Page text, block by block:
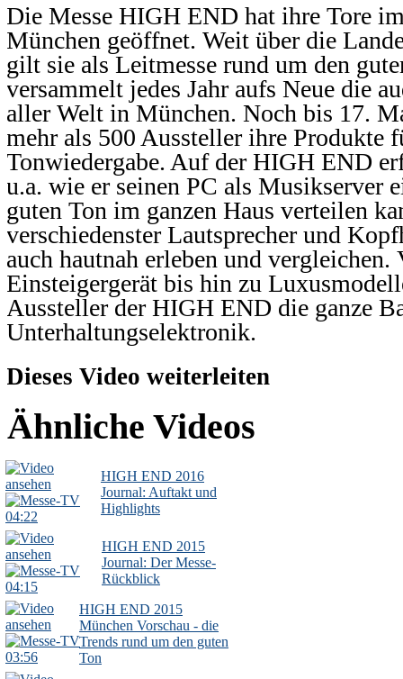
Die Messe HIGH END hat ihre Tore
München geöffnet. Weit über die
gilt sie als Leitmesse rund um den
versammelt jedes Jahr aufs Neue die
aller Welt in München. Noch bis 17.
mehr als 500 Aussteller ihre Produkte
Tonwiedergabe. Auf der HIGH END
u.a. wie er seinen PC als Musikserver
guten Ton im ganzen Haus verteilen
verschiedenster Lautsprecher und
auch hautnah erleben und vergleichen.
Einsteigergerät bis hin zu
Aussteller der HIGH END die ganze
Unterhaltungselektronik.
Dieses Video weiterleiten
Ähnliche Videos
04:22
HIGH END 2016
Journal: Auftakt und
Highlights
04:15
HIGH END 2015
Journal: Der Messe-
Rückblick
03:56
HIGH END 2015
München Vorschau - die
Trends rund um den guten
Ton